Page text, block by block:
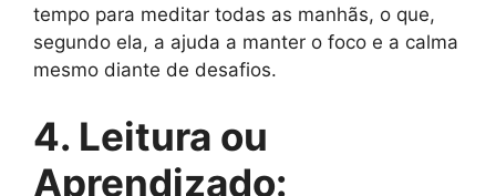
tempo para meditar todas as manhãs, o que,
segundo ela, a ajuda a manter o foco e a calma
mesmo diante de desafios.
4. Leitura ou
Aprendizado: